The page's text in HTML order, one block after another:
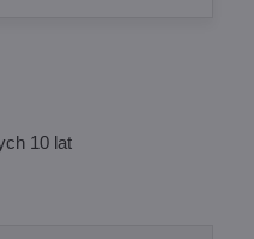
10 lat